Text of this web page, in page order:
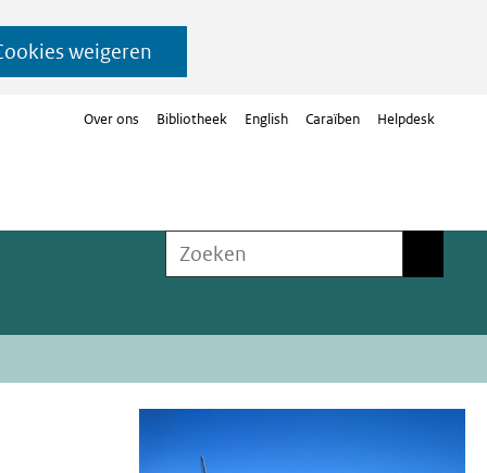
weigeren
Over ons Bibliotheek English Caraïben Helpdesk
Zoeken